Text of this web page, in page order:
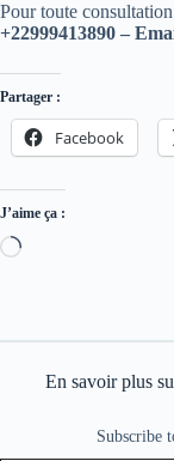
Pour toute
+22999413890 –
Partager :
Facebook
J’aime ça :
En savoir plus
Subscribe